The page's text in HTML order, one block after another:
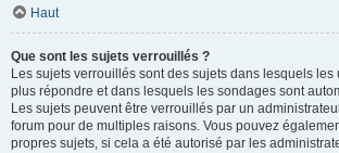
Haut
Que sont les sujets verrouillés ?
Les sujets verrouillés sont des sujets dans lesquels
plus répondre et dans lesquels les sondages sont
Les sujets peuvent être verrouillés par un
forum pour de multiples raisons. Vous pouvez
propres sujets, si cela a été autorisé par les